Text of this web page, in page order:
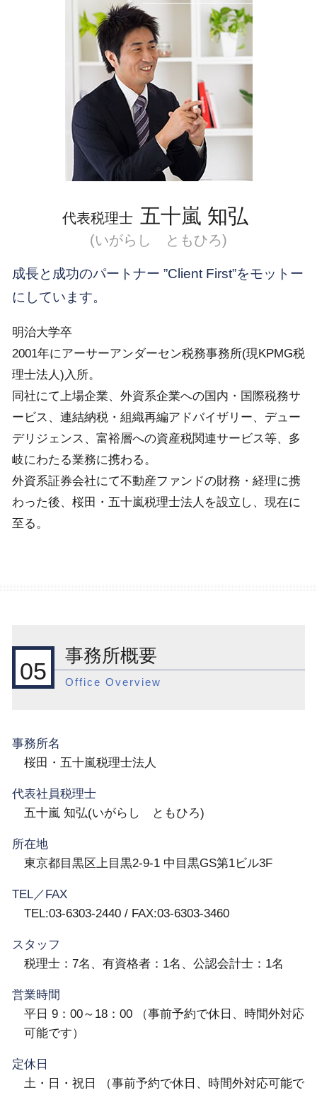
税務調査 確率
税理士 相続税 相談
相続 土地 評価
海外 送金 贈与税
国際税務 相談 個人
国際税務 租税回避
国際税務 外国税額控除
外国子会社合算税制 移転価格税制
外国子会社合算税制 適用対象金額
国際税務 アメリカ
品川区 会社設立後 支援
目黒区 顧問税理士
新宿区 一般税務
新宿区 国際税務相談
目黒区 会社設立後 支援
品川区 節税対策
品川区 一般税務
渋谷区 起業支援
品川区 会社設立
目黒区 会社設立前 流れ
代表税理士 五十嵐 知弘
(いがらし ともひろ)
成長と成功のパートナー ”Client First”をモットー
にしています。
明治大学卒
2001年にアーサーアンダーセン税務事務所(現KPMG税
理士法人)入所。
同社にて上場企業、外資系企業への国内・国際税務サ
ービス、連結納税・組織再編アドバイザリー、デュー
デリジェンス、富裕層への資産税関連サービス等、多
岐にわたる業務に携わる。
外資系証券会社にて不動産ファンドの財務・経理に携
わった後、桜田・五十嵐税理士法人を設立し、現在に
至る。
05
事務所概要
Office Overview
事務所名
桜田・五十嵐税理士法人
代表社員税理士
五十嵐 知弘(いがらし ともひろ)
所在地
東京都目黒区上目黒2-9-1 中目黒GS第1ビル3F
TEL／FAX
TEL:03-6303-2440 / FAX:03-6303-3460
スタッフ
税理士：7名、有資格者：1名、公認会計士：1名
営業時間
平日 9：00～18：00 （事前予約で休日、時間外対応
可能です）
定休日
土・日・祝日 （事前予約で休日、時間外対応可能で